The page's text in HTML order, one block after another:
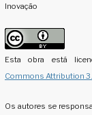
Inovação
Esta obra está
Commons Attribution
Os autores se